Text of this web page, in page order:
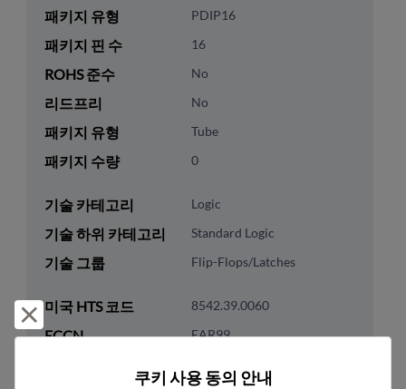
패키지 유형 PDIP16
패키지 핀 수 16
ROHS 준수 No
리드프리 No
패키지 유형 Tube
패키지 수량 0
기술 카테고리 Logic
기술 하위 카테고리 Standard Logic
기술 그룹 Flip-Flops/Latches
미국 HTS 코드 8542.39.0060
ECCN EAR99
거부 및 닫기
쿠키 사용 동의 안내